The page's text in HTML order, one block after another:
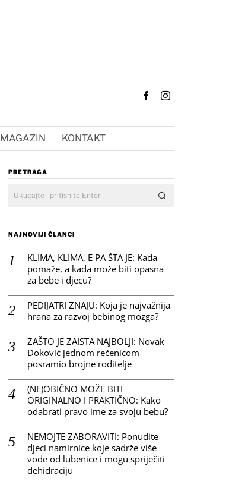
MAGAZIN KONTAKT
PRETRAGA
NAJNOVIJI ČLANCI
KLIMA, KLIMA, E PA ŠTA JE: Kada
pomaže, a kada može biti opasna
za bebe i djecu?
PEDIJATRI ZNAJU: Koja je najvažnija
hrana za razvoj bebinog mozga?
ZAŠTO JE ZAISTA NAJBOLJI: Novak
Đoković jednom rečenicom
posramio brojne roditelje
(NE)OBIČNO MOŽE BITI
ORIGINALNO I PRAKTIČNO: Kako
odabrati pravo ime za svoju bebu?
NEMOJTE ZABORAVITI: Ponudite
djeci namirnice koje sadrže više
vode od lubenice i mogu spriječiti
dehidraciju